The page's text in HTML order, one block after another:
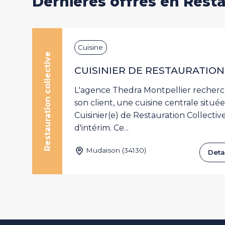
Restauration collective
Cuisine
CUISINIER DE
L'agence Thedra Montpellier
son client, une cuisine centrale
Cuisinier(e) de Restauration
d'intérim. Ce...
Mudaison (34130)